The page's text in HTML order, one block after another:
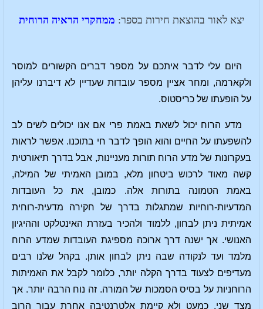
יצא לאור בהוצאת חירות בספר: ממחקרי הראיה הרוחית
היום עלי לדבר איתכם על מספר דברים הקשורים למוסר
ולקארמה, ומחר אציין מספר עובדות שעדיין לא דיברנו עליהן
על הופעתו של כריסטוס.
מדע הרוח יכול לשאת באמת פרי אם אנו יכולים לשים לב
להשפעתו על החיים והוא הופך לדבר חי בתוכנו. אפשר לראות
בעקרונות של מדע הרוח תורות מעניינות, אבל בדרך תיאורטית
קשה מאוד לרכוש ביטחון מלא, במובן האמיתי של המילה,
באמת הטמונה בתורות אלה. כמובן, את כל העובדות
המדעיות-רוחיות שמתגלות בדרך של חקירה מדעית-רוחית
אמיתית ניתן לבחון, ללמוד ולהכיר בעזרת האינטלקט וההיגיון
האנושי. אך ישנה דרך ארוכה מספיגת העובדות שמדע הרוח
מלמד ועד לנקודה שבה ניתן לבחון אותן. בקהל שלנו רבים
מעדיפים לצעוד בדרך הקלה יותר, כלומר לקבל את האמיתות
הרוחניות על בסיס הסמכות של המורה. זה נוח הרבה יותר. אך
מצד שני, כמעט ולא קיימת אלטרנטיבה אחרת עבור הרוב